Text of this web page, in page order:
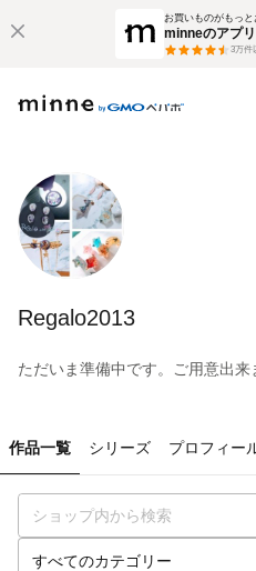
お買いものがもっ
minneのアプリ
3万件
Regalo2013
ただいま準備中です。ご用意出来
作品一覧 シリーズ プロフィー